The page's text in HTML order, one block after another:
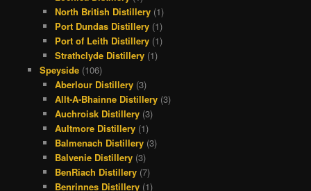
North British Distillery (1)
Port Dundas Distillery (1)
Port of Leith Distillery (1)
Strathclyde Distillery (1)
Speyside(106)
Aberlour Distillery (3)
Allt-A-Bhainne Distillery (3)
Auchroisk Distillery (3)
Aultmore Distillery (1)
Balmenach Distillery (3)
Balvenie Distillery (3)
BenRiach Distillery (7)
Benrinnes Distillery (1)